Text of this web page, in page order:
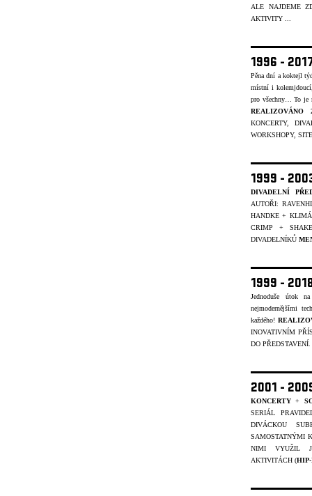
ALE NAJDEME
AKTIVITY ...
1996 -
Pěna dní a koktejl
místní i
pro všechny… To je
REALIZOVÁNO
KONCERTY,
WORKSHOPY,
1999 -
DIVADELNÍ
AUTOŘI:
HANDKE +
CRIMP +
DIVADELNÍKŮ
1999 -
Jednoduše útok
nejmodernějšími
každého!
INOVATIVNÍM
DO PŘEDSTAVENÍ.
2001 -
KONCERTY +
SERIÁL
DIVÁCKOU
SAMOSTATNÝMI
NIMI VYUŽIL
AKTIVITÁCH (HIP-